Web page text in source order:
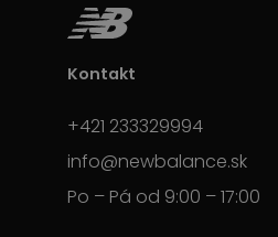
Kontakt
+421 233329994
info@newbalance.sk
Po – Pá od 9:00 – 17:00